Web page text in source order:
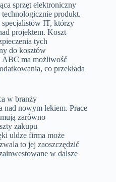
sprzęt elektroniczny
produkt.
IT, którzy
projektem. Koszt
tych
do kosztów
ma możliwość
co przekłada
w branży
nad nowym lekiem. Prace
zarówno
zakupu
uldze firma może
to jej zaoszczędzić
w dalsze